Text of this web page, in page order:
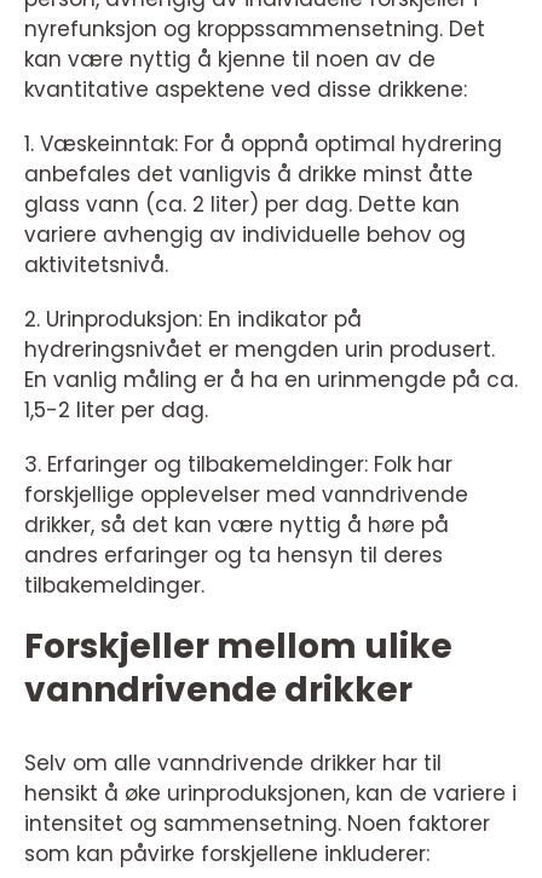
nyrefunksjon og kroppssammensetning. Det
kan være nyttig å kjenne til noen av de
kvantitative aspektene ved disse drikkene:
1. Væskeinntak: For å oppnå optimal hydrering
anbefales det vanligvis å drikke minst åtte
glass vann (ca. 2 liter) per dag. Dette kan
variere avhengig av individuelle behov og
aktivitetsnivå.
2. Urinproduksjon: En indikator på
hydreringsnivået er mengden urin produsert.
En vanlig måling er å ha en urinmengde på ca.
1,5-2 liter per dag.
3. Erfaringer og tilbakemeldinger: Folk har
forskjellige opplevelser med vanndrivende
drikker, så det kan være nyttig å høre på
andres erfaringer og ta hensyn til deres
tilbakemeldinger.
Forskjeller mellom ulike
vanndrivende drikker
Selv om alle vanndrivende drikker har til
hensikt å øke urinproduksjonen, kan de variere i
intensitet og sammensetning. Noen faktorer
som kan påvirke forskjellene inkluderer: